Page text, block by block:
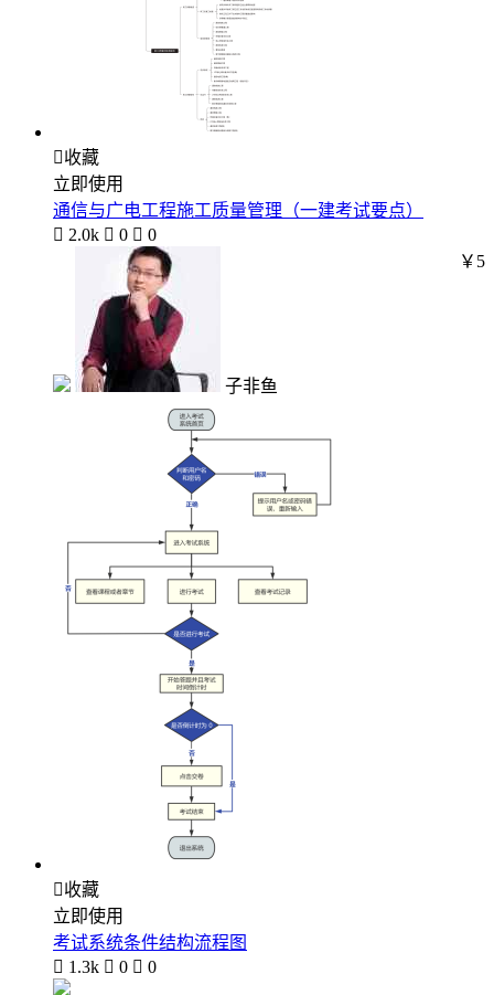
收藏
立即使用
通信与广电工程施工质量管理（一建考试要点）
 2.0k  0  0
子非鱼
￥5
收藏
立即使用
考试系统条件结构流程图
 1.3k  0  0